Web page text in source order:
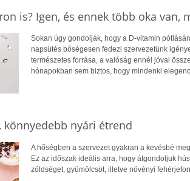
is? Igen, és ennek több oka van,
Sokan úgy gondolják, hogy a D-vitamin
napsütés bőségesen fedezi szervezetünk
természetes forrása, a valóság ennél jóval
hónapokban sem biztos, hogy mindenki
könnyedebb nyári étrend
A hőségben a szervezet gyakran a kevésbé
Ez az időszak ideális arra, hogy átgondoljuk
zöldséget, gyümölcsöt, illetve növényi